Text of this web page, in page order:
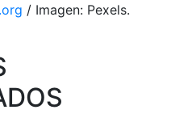
/ Imagen: Pexels.